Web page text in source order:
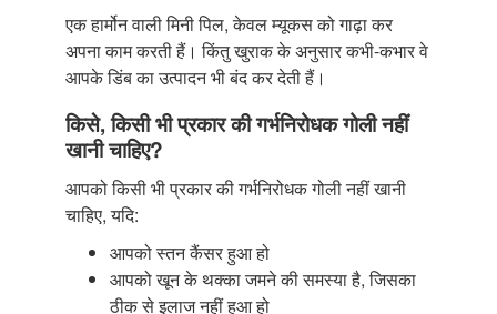
एक हार्मोन वाली मिनी पिल, केवल म्यूकस को गाढ़ा कर
अपना काम करती हैं। किंतु खुराक के अनुसार कभी-कभार वे
आपके डिंब का उत्पादन भी बंद कर देती हैं।
किसे, किसी भी प्रकार की गर्भनिरोधक गोली नहीं
खानी चाहिए?
आपको किसी भी प्रकार की गर्भनिरोधक गोली नहीं खानी
चाहिए, यदि:
आपको स्तन कैंसर हुआ हो
आपको खून के थक्का जमने की समस्या है, जिसका
ठीक से इलाज नहीं हुआ हो